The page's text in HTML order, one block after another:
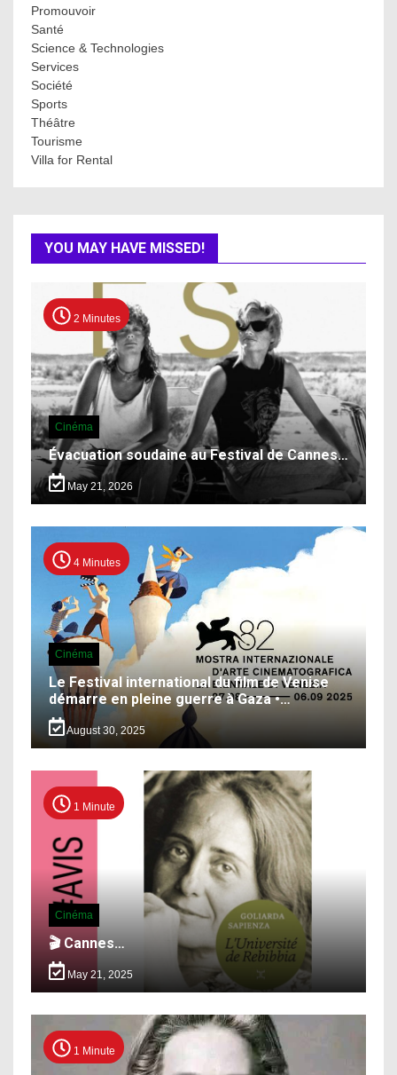
Promouvoir
Santé
Science & Technologies
Services
Société
Sports
Théâtre
Tourisme
Villa for Rental
YOU MAY HAVE MISSED!
2 Minutes
Cinéma
Évacuation soudaine au Festival de Cannes…
May 21, 2026
4 Minutes
Cinéma
Le Festival international du film de Venise
démarre en pleine guerre à Gaza •…
August 30, 2025
1 Minute
Cinéma
🎬 Cannes…
May 21, 2025
1 Minute